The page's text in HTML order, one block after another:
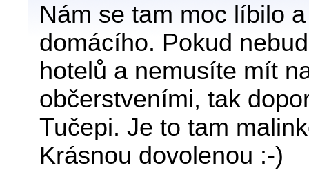
Nám se tam moc líbilo
domácího. Pokud
hotelů a nemusíte mít
občerstveními, tak
Tučepi. Je to tam
Krásnou dovolenou :-)